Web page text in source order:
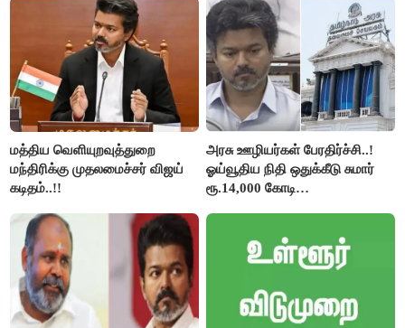
கேள்வி..!
மத்திய வெளியுறவுத்துறை
மந்திரிக்கு முதலமைச்சர் விஜய்
கடிதம்..!!
அரசு ஊழியர்கள் பேரதிர்ச்சி..!
ஓய்வூதிய நிதி ஒதுக்கீடு சுமார்
ரூ.14,000 கோடி